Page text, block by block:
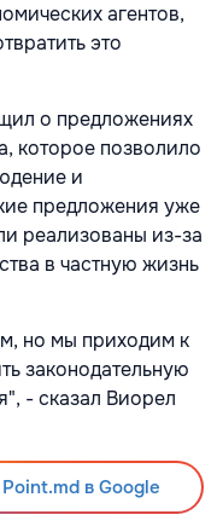
агентов,
это
о предложениях
которое позволило
и
предложения уже
реализованы из-за
в частную жизнь
но мы приходим к
законодательную
- сказал Виорел
в Google